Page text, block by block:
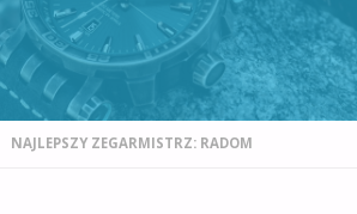
NAJLEPSZY ZEGARMISTRZ: RADOM